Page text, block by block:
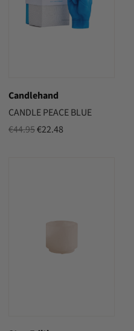
Candlehand
CANDLE PEACE BLUE
€44.95Oorspronkelijke
€22.48Huidige